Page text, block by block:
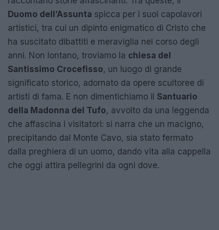
Duomo dell’Assunta spicca per i suoi capolavori
artistici, tra cui un dipinto enigmatico di Cristo che
ha suscitato dibattiti e meraviglia nel corso degli
anni. Non lontano, troviamo la chiesa del
Santissimo Crocefisso, un luogo di grande
significato storico, adornato da opere scultoree di
artisti di fama. E non dimentichiamo il Santuario
della Madonna del Tufo, avvolto da una leggenda
che affascina i visitatori: si narra che un macigno,
precipitando dal Monte Cavo, sia stato fermato
dalla preghiera di un uomo, dando vita alla cappella
che oggi attira pellegrini da ogni dove.